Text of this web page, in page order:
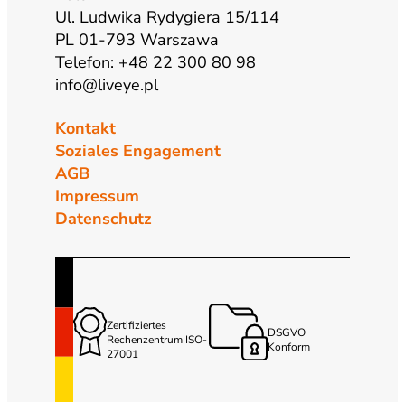
Ul. Ludwika Rydygiera 15/114
PL 01-793 Warszawa
Telefon: +48 22 300 80 98
info@liveye.pl
Kontakt
Soziales Engagement
AGB
Impressum
Datenschutz
Zertifiziertes
Rechenzentrum ISO-
27001
DSGVO
Konform